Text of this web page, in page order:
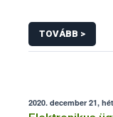
TOVÁBB >
2020. december 21,